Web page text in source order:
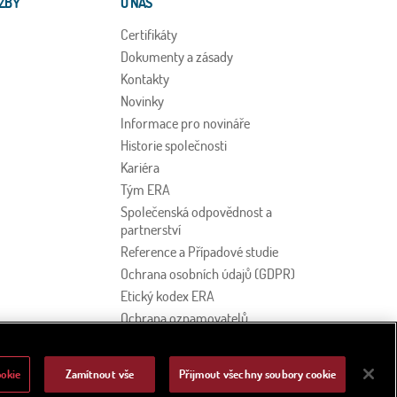
Certifikáty
Dokumenty a zásady
Kontakty
Novinky
Informace pro novináře
Historie společnosti
Kariéra
Tým ERA
Společenská odpovědnost a
partnerství
Reference a Případové studie
Ochrana osobních údajů (GDPR)
Etický kodex ERA
Ochrana oznamovatelů
Zamítnout vše Přijmout všechny soubory cookie